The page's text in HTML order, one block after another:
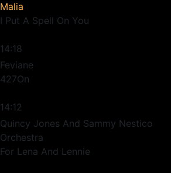
Malia
I Put A Spell On You
14:18
Feviane
427On
14:12
Quincy Jones And Sammy Nestico
Orchestra
For Lena And Lennie